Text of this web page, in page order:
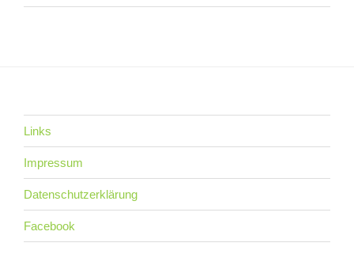
Links
Impressum
Datenschutzerklärung
Facebook